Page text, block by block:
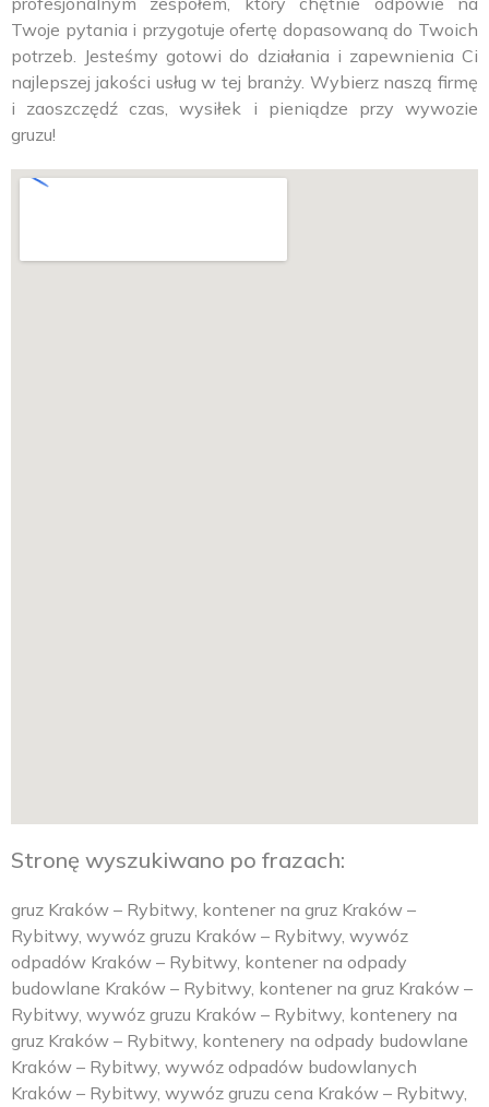
Twoje pytania i przygotuje ofertę dopasowaną do Twoich
potrzeb. Jesteśmy gotowi do działania i zapewnienia Ci
najlepszej jakości usług w tej branży. Wybierz naszą firmę
i zaoszczędź czas, wysiłek i pieniądze przy wywozie
gruzu!
Stronę wyszukiwano po frazach:
gruz Kraków – Rybitwy, kontener na gruz Kraków –
Rybitwy, wywóz gruzu Kraków – Rybitwy, wywóz
odpadów Kraków – Rybitwy, kontener na odpady
budowlane Kraków – Rybitwy, kontener na gruz Kraków –
Rybitwy, wywóz gruzu Kraków – Rybitwy, kontenery na
gruz Kraków – Rybitwy, kontenery na odpady budowlane
Kraków – Rybitwy, wywóz odpadów budowlanych
Kraków – Rybitwy, wywóz gruzu cena Kraków – Rybitwy,